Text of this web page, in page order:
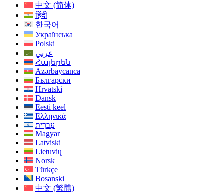
中文 (简体)
हिंदी
한국어
Українська
Polski
عربي
Հայերեն
Azərbaycanca
Български
Hrvatski
Dansk
Eesti keel
Ελληνικά
עִברִית
Magyar
Latviski
Lietuvių
Norsk
Türkçe
Bosanski
中文 (繁體)